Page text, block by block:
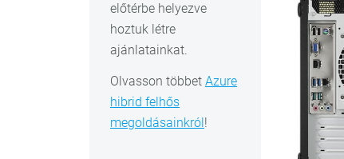
előtérbe helyezve
hoztuk létre
ajánlatainkat.
Olvasson többet Azure
hibrid felhős
megoldásainkról!